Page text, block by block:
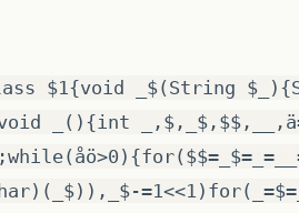
$1{void _$(String
_(){int